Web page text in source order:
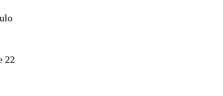
22